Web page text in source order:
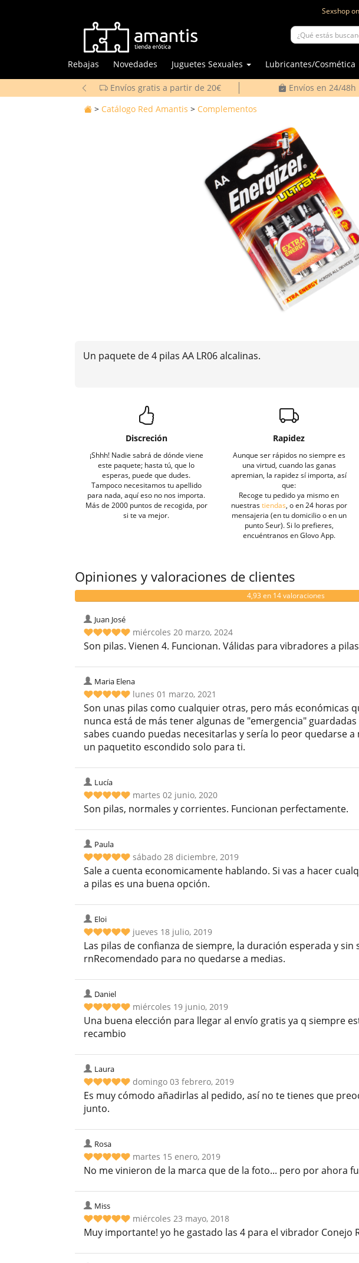
Sexshop
Rebajas Novedades Juguetes Sexuales Lubricantes/Cosmética
Envíos gratis a partir de 20€ Envíos en 24/48h
> Catálogo Red Amantis > Complementos
Un paquete de 4 pilas AA LR06 alcalinas.
Discreción
¡Shhh! Nadie sabrá de dónde viene
este paquete; hasta tú, que lo
esperas, puede que dudes.
Tampoco necesitamos tu apellido
para nada, aquí eso no nos importa.
Más de 2000 puntos de recogida, por
si te va mejor.
Rapidez
Aunque ser rápidos no siempre es
una virtud, cuando las ganas
apremian, la rapidez sí importa, así
que:
Recoge tu pedido ya mismo en
nuestrastiendas , o en 24 horas por
mensajeria (en tu domicilio o en un
punto Seur). Si lo prefieres,
encuéntranos en Glovo App.
Opiniones y valoraciones de clientes
4,93 en 14 valoraciones
Juan José
miércoles 20 marzo, 2024
Son pilas. Vienen 4. Funcionan. Válidas para vibradores a
Maria Elena
lunes 01 marzo, 2021
Son unas pilas como cualquier otras, pero más económicas
nunca está de más tener algunas de "emergencia"
sabes cuando puedas necesitarlas y sería lo peor quedarse
un paquetito escondido solo para ti.
Lucía
martes 02 junio, 2020
Son pilas, normales y corrientes. Funcionan perfectamente.
Paula
sábado 28 diciembre, 2019
Sale a cuenta economicamente hablando. Si vas a hacer
a pilas es una buena opción.
Eloi
jueves 18 julio, 2019
Las pilas de confianza de siempre, la duración esperada y
rnRecomendado para no quedarse a medias.
Daniel
miércoles 19 junio, 2019
Una buena elección para llegar al envío gratis ya q siempre
recambio
Laura
domingo 03 febrero, 2019
Es muy cómodo añadirlas al pedido, así no te tienes que
junto.
Rosa
martes 15 enero, 2019
No me vinieron de la marca que de la foto... pero por ahora
Miss
miércoles 23 mayo, 2018
Muy importante! yo he gastado las 4 para el vibrador Conejo